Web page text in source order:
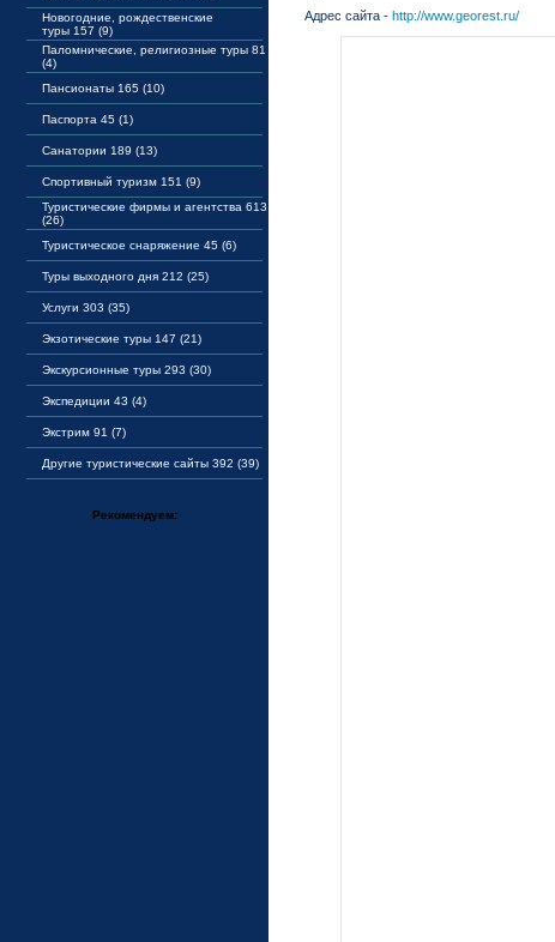
Новогодние, рождественские
туры 157 (9)
Паломнические, религиозные туры 81
(4)
Пансионаты 165 (10)
Паспорта 45 (1)
Санатории 189 (13)
Спортивный туризм 151 (9)
Туристические фирмы и агентства 613
(26)
Туристическое снаряжение 45 (6)
Туры выходного дня 212 (25)
Услуги 303 (35)
Экзотические туры 147 (21)
Экскурсионные туры 293 (30)
Экспедиции 43 (4)
Экстрим 91 (7)
Другие туристические сайты 392 (39)
Рекомендуем:
Адрес сайта - http://www.georest.ru/